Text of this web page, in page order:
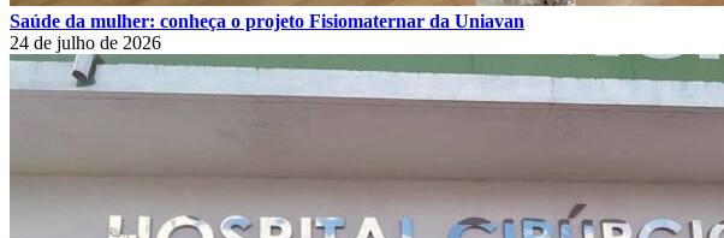
Saúde da mulher: conheça o projeto Fisiomaternar da Uniavan
24 de julho de 2026